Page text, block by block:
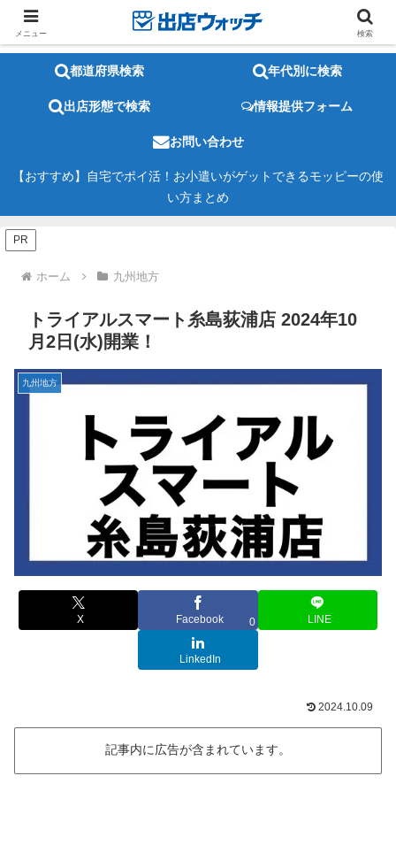
都道府県検索 年代別に検索
出店形態で検索 情報提供フォーム
お問い合わせ
【おすすめ】自宅でポイ活！お小遣いがゲットできるモッピーの使
い方まとめ
PR
ホーム 九州地方
トライアルスマート糸島荻浦店 2024年10
月2日(水)開業！
九州地方
X Facebook 0 LINE
LinkedIn
2024.10.09
記事内に広告が含まれています。
メニュー 検索